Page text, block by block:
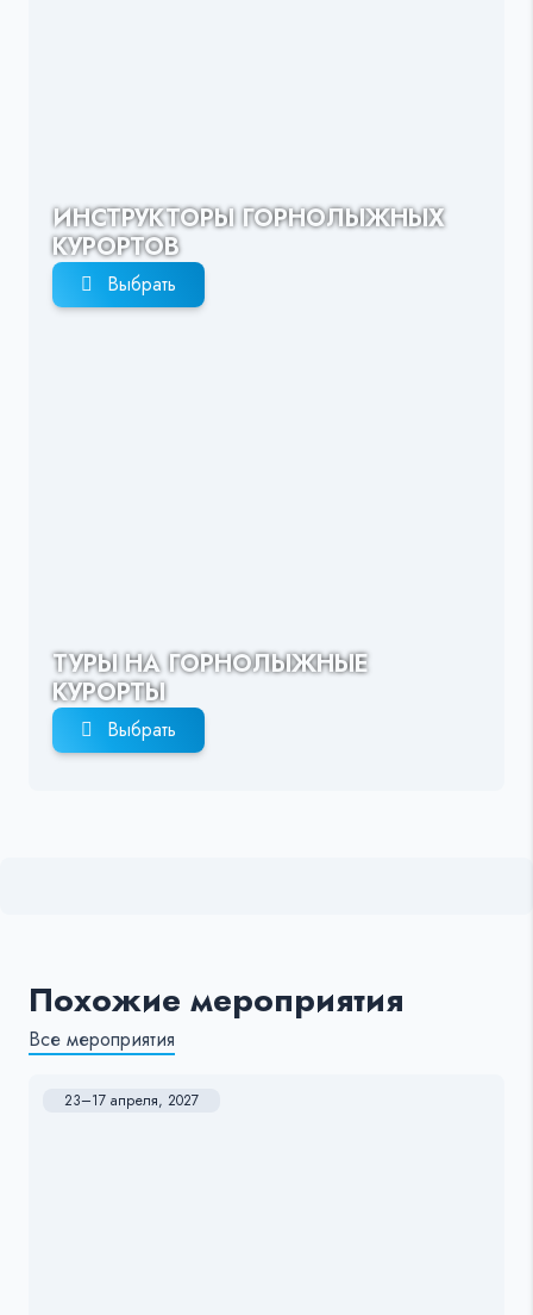
ИНСТРУКТОРЫ ГОРНОЛЫЖНЫХ
КУРОРТОВ
Выбрать
ТУРЫ НА ГОРНОЛЫЖНЫЕ
КУРОРТЫ
Выбрать
Похожие мероприятия
Все мероприятия
23–17 апреля, 2027